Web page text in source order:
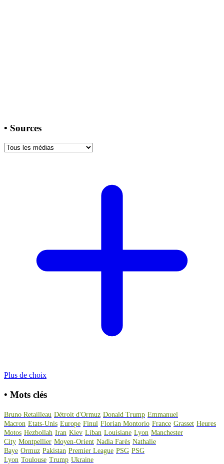
• Sources
Plus de choix
• Mots clés
Bruno Retailleau Détroit d'Ormuz Donald Trump Emmanuel
Macron Etats-Unis Europe Finul Florian Montorio France Grasset Heures
Motos Hezbollah Iran Kiev Liban Louisiane Lyon Manchester
City Montpellier Moyen-Orient Nadia Farès Nathalie
Baye Ormuz Pakistan Premier League PSG PSG
Lyon Toulouse Trump Ukraine